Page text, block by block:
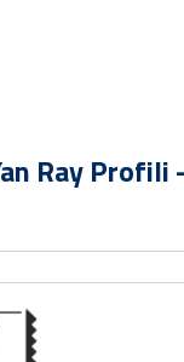
Ray Profili